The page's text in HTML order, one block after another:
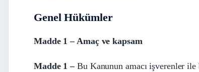
Genel Hükümler
Madde 1 – Amaç ve kapsam
Madde 1 –Bu Kanunun amacı işverenler ile